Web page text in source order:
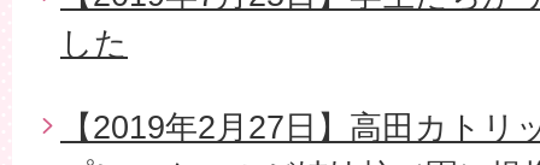
した
【2019年2月27日】高田カト